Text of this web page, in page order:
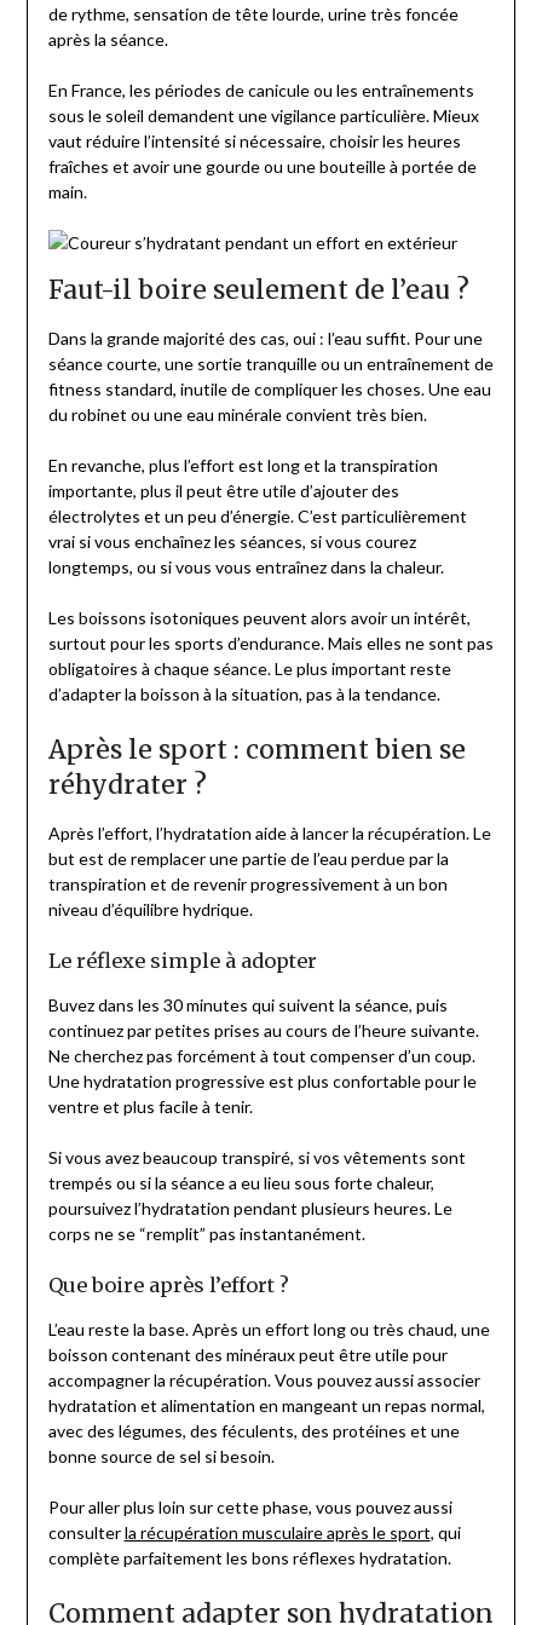
de rythme, sensation de tête lourde, urine très foncée
après la séance.
En France, les périodes de canicule ou les entraînements
sous le soleil demandent une vigilance particulière. Mieux
vaut réduire l’intensité si nécessaire, choisir les heures
fraîches et avoir une gourde ou une bouteille à portée de
main.
Faut-il boire seulement de l’eau ?
Dans la grande majorité des cas, oui : l’eau suffit. Pour une
séance courte, une sortie tranquille ou un entraînement de
fitness standard, inutile de compliquer les choses. Une eau
du robinet ou une eau minérale convient très bien.
En revanche, plus l’effort est long et la transpiration
importante, plus il peut être utile d’ajouter des
électrolytes et un peu d’énergie. C’est particulièrement
vrai si vous enchaînez les séances, si vous courez
longtemps, ou si vous vous entraînez dans la chaleur.
Les boissons isotoniques peuvent alors avoir un intérêt,
surtout pour les sports d’endurance. Mais elles ne sont pas
obligatoires à chaque séance. Le plus important reste
d’adapter la boisson à la situation, pas à la tendance.
Après le sport : comment bien se
réhydrater ?
Après l’effort, l’hydratation aide à lancer la récupération. Le
but est de remplacer une partie de l’eau perdue par la
transpiration et de revenir progressivement à un bon
niveau d’équilibre hydrique.
Le réflexe simple à adopter
Buvez dans les 30 minutes qui suivent la séance, puis
continuez par petites prises au cours de l’heure suivante.
Ne cherchez pas forcément à tout compenser d’un coup.
Une hydratation progressive est plus confortable pour le
ventre et plus facile à tenir.
Si vous avez beaucoup transpiré, si vos vêtements sont
trempés ou si la séance a eu lieu sous forte chaleur,
poursuivez l’hydratation pendant plusieurs heures. Le
corps ne se “remplit” pas instantanément.
Que boire après l’effort ?
L’eau reste la base. Après un effort long ou très chaud, une
boisson contenant des minéraux peut être utile pour
accompagner la récupération. Vous pouvez aussi associer
hydratation et alimentation en mangeant un repas normal,
avec des légumes, des féculents, des protéines et une
bonne source de sel si besoin.
Pour aller plus loin sur cette phase, vous pouvez aussi
consulterla récupération musculaire après le sport, qui
complète parfaitement les bons réflexes hydratation.
Comment adapter son hydratation